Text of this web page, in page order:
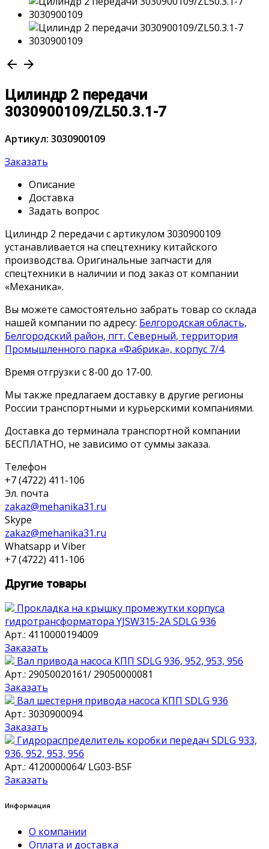
arrow_back arrow_forward
Цилиндр 2 передачи
3030900109/ZL50.3.1-7
Артикул: 3030900109
Заказать
Описание
Доставка
Задать вопрос
Цилиндр 2 передачи с артикулом 3030900109
устанавливается на спецтехнику китайского
производства. Оригинальные запчасти для
спецтехники в наличии и под заказ от компании
«Механика».
Вы можете самостоятельно забрать товар со склада
нашей компании по адресу: Белгородская область,
Белгородский район, пгт. Северный, территория
Промышленного парка «Фабрика», корпус 7/4.
Время отгрузки с 8-00 до 17-00.
Мы также предлагаем доставку в другие регионы
России транспортными и курьерскими компаниями.
Доставка до терминала транспортной компании
БЕСПЛАТНО, не зависимо от суммы заказа.
Телефон
+7 (4722) 411-106
Эл. почта
zakaz@mehanika31.ru
Skype
zakaz@mehanika31.ru
Whatsapp и Viber
+7 (4722) 411-106
Другие товары
Прокладка на крышку промежутки корпуса
гидротрансформатора YJSW315-2A SDLG 936
Арт.: 4110000194009
Заказать
Вал привода насоса КПП SDLG 936, 952, 953, 956
Арт.: 29050020161/ 29050000081
Заказать
Вал шестерня привода насоса КПП SDLG 936
Арт.: 3030900094
Заказать
Гидрораспределитель коробки передач SDLG 933,
936, 952, 953, 956
Арт.: 4120000064/ LG03-BSF
Заказать
Информация
О компании
Оплата и доставка